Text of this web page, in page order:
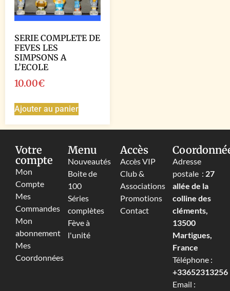
SERIE COMPLETE DE
FEVES LES
SIMPSONS A
L’ECOLE
10.00€
Ajouter au panier
Votre
compte
Mon
Compte
Mes
Commandes
Mon
abonnement
Mes
Coordonnées
Menu
Nouveautés
Boite de
100
Séries
complètes
Fève à
l'unité
Accès
Accès VIP
Club &
Associations
Promotions
Contact
Adresse
postale : 27
allée de la
colline des
cléments,
13500
Martigues,
France
Téléphone :
+33652313256‬
Email :